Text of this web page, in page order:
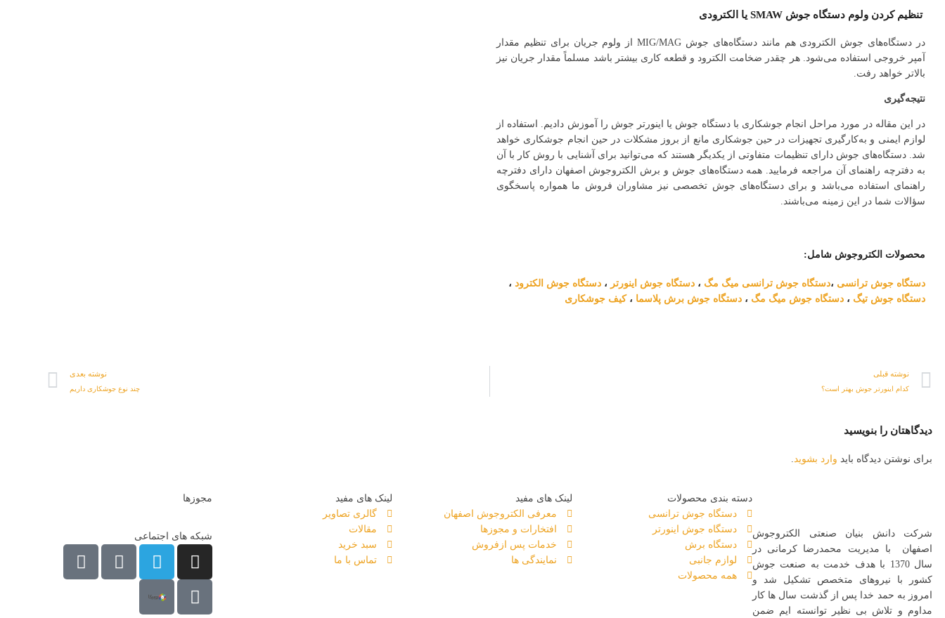
تنظیم کردن ولوم دستگاه جوش SMAW یا الکترودی
در دستگاه‌های جوش الکترودی هم مانند دستگاه‌های جوش MIG/MAG از ولوم جریان برای تنظیم مقدار
آمپر خروجی استفاده می‌شود. هر چقدر ضخامت الکترود و قطعه کاری بیشتر باشد مسلماً مقدار جریان نیز
بالاتر خواهد رفت.
نتیجه‌گیری
در این مقاله در مورد مراحل انجام جوشکاری با دستگاه جوش یا اینورتر جوش را آموزش دادیم. استفاده از
لوازم ایمنی و به‌کارگیری تجهیزات در حین جوشکاری مانع از بروز مشکلات در حین انجام جوشکاری خواهد
شد. دستگاه‌های جوش دارای تنظیمات متفاوتی از یکدیگر هستند که می‌توانید برای آشنایی با روش کار با آن
به دفترچه راهنمای آن مراجعه فرمایید. همه دستگاه‌های جوش و برش الکتروجوش اصفهان دارای دفترچه
راهنمای استفاده می‌باشد و برای دستگاه‌های جوش تخصصی نیز مشاوران فروش ما همواره پاسخگوی
سؤالات شما در این زمینه می‌باشند.
محصولات الکتروجوش شامل:
دستگاه جوش ترانسی ،دستگاه جوش ترانسی میگ مگ ، دستگاه جوش اینورتر ، دستگاه جوش الکترود ،
دستگاه جوش تیگ ، دستگاه جوش میگ مگ ، دستگاه جوش برش پلاسما ،کیف جوشکاری
نوشته قبلی
کدام اینورتر جوش بهتر است؟
نوشته بعدی
چند نوع جوشکاری داریم
دیدگاهتان را بنویسید
برای نوشتن دیدگاه باید وارد بشوید.
شرکت دانش بنیان صنعتی الکتروجوش
اصفهان با مدیریت محمدرضا کرمانی در
سال 1370 با هدف خدمت به صنعت جوش
کشور با نیروهای متخصص تشکیل شد و
امروز به حمد خدا پس از گذشت سال ها کار
مداوم و تلاش بی نظیر توانسته ایم ضمن
دسته بندی محصولات
دستگاه جوش ترانسی
دستگاه جوش اینورتر
دستگاه برش
لوازم جانبی
همه محصولات
لینک های مفید
معرفی الکتروجوش اصفهان
افتخارات و مجوزها
خدمات پس ازفروش
نمایندگی ها
لینک های مفید
گالری تصاویر
مقالات
سبد خرید
تماس با ما
مجوزها
شبکه های اجتماعی